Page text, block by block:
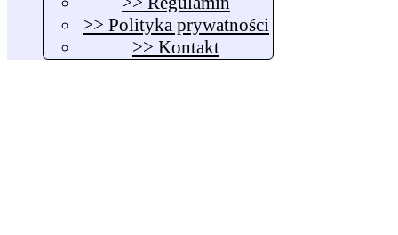
>> Polityka prywatności
>> Kontakt